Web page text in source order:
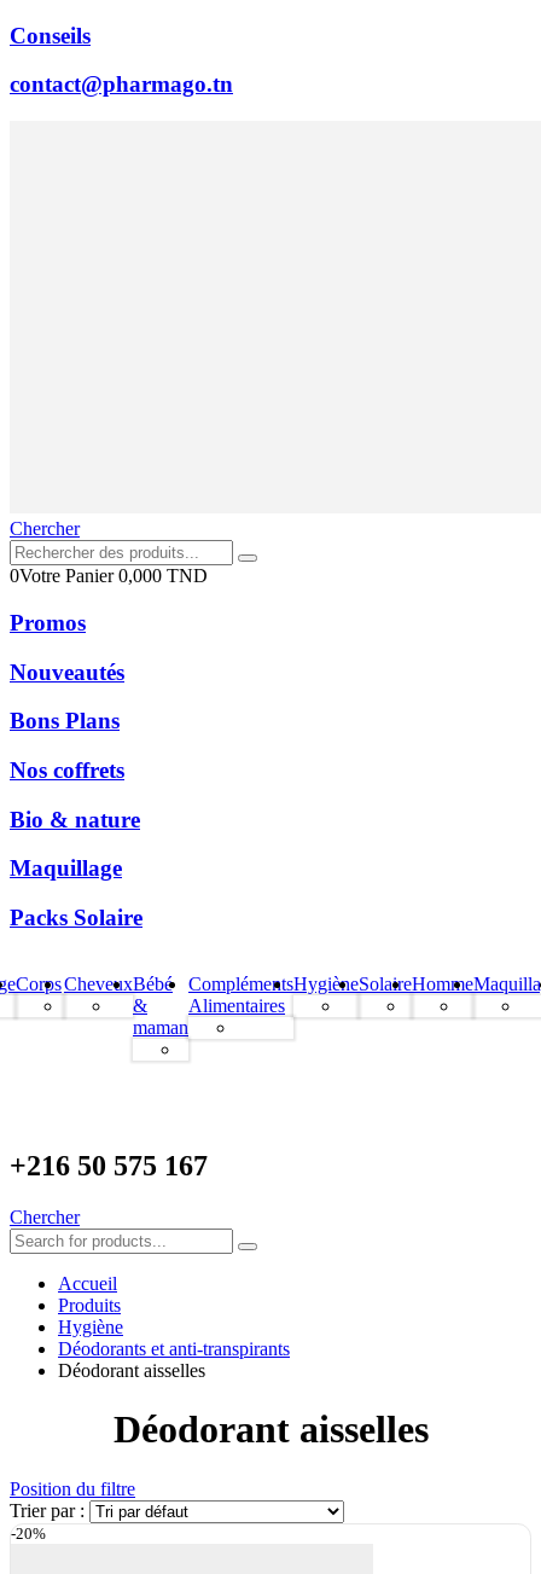
Conseils
contact@pharmago.tn
Chercher
0Votre Panier0,000 TND
Promos
Nouveautés
Bons Plans
Nos coffrets
Bio & nature
Maquillage
Packs Solaire
CorpsCheveuxBébé
&
maman
Compléments
Alimentaires
HygièneSolaireHomme
+216 50 575 167
Chercher
Accueil
Produits
Hygiène
Déodorants et anti-transpirants
Déodorant aisselles
Déodorant aisselles
Position du filtre
Trier par :
-20%